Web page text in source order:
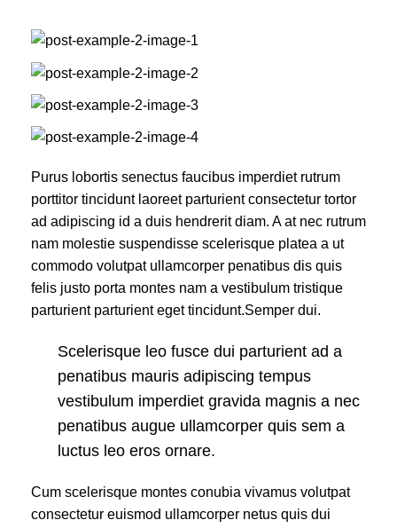
Purus lobortis senectus faucibus imperdiet rutrum
porttitor tincidunt laoreet parturient consectetur tortor
ad adipiscing id a duis hendrerit diam. A at nec rutrum
nam molestie suspendisse scelerisque platea a ut
commodo volutpat ullamcorper penatibus dis quis
felis justo porta montes nam a vestibulum tristique
parturient parturient eget tincidunt.Semper dui.
Scelerisque leo fusce dui parturient ad a
penatibus mauris adipiscing tempus
vestibulum imperdiet gravida magnis a nec
penatibus augue ullamcorper quis sem a
luctus leo eros ornare.
Cum scelerisque montes conubia vivamus volutpat
consectetur euismod ullamcorper netus quis dui